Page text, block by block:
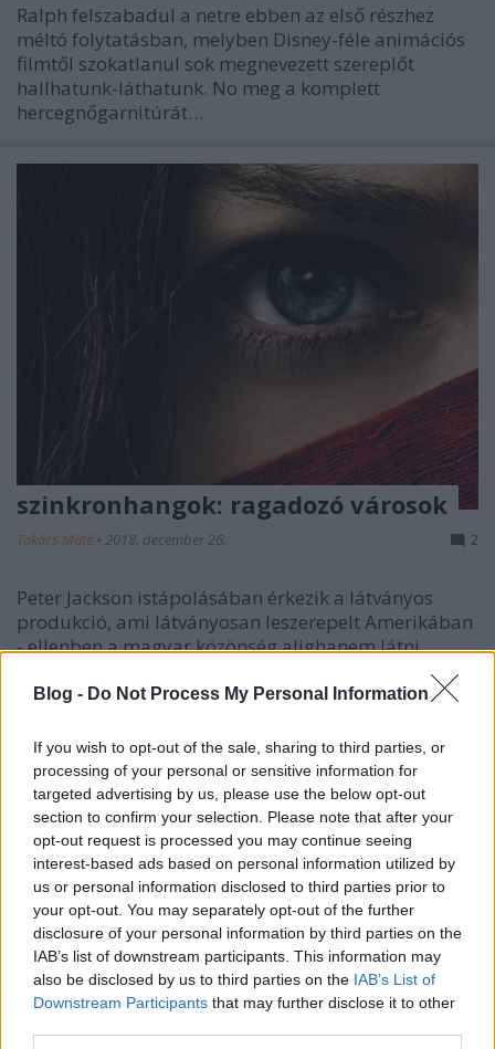
Blog - Do Not Process My Personal Information
If you wish to opt-out of the sale, sharing to third parties, or
processing of your personal or sensitive information for
targeted advertising by us, please use the below opt-out
section to confirm your selection. Please note that after your
opt-out request is processed you may continue seeing
interest-based ads based on personal information utilized by
us or personal information disclosed to third parties prior to
your opt-out. You may separately opt-out of the further
disclosure of your personal information by third parties on the
IAB’s list of downstream participants. This information may
also be disclosed by us to third parties on the IAB’s List of
Downstream Participants that may further disclose it to other
Ralph felszabadul a netre ebben az első részhez
méltó folytatásban, melyben Disney-féle animációs
filmtől szokatlanul sok megnevezett szereplőt
hallhatunk-láthatunk. No meg a komplett
hercegnőgarnitúrát…
szinkronhangok: ragadozó városok
Takács Máté • 2018. december 26. 2
Peter Jackson istápolásában érkezik a látványos
produkció, ami látványosan leszerepelt Amerikában
- ellenben a magyar közönség alighanem látni